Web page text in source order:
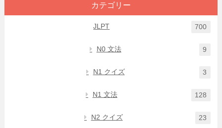
カテゴリー
JLPT 700
N0 文法 9
N1 クイズ 3
N1 文法 128
N2 クイズ 23